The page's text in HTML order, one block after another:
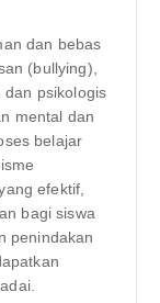
dan bebas
(bullying),
dan psikologis
mental dan
belajar
efektif,
bagi siswa
penindakan